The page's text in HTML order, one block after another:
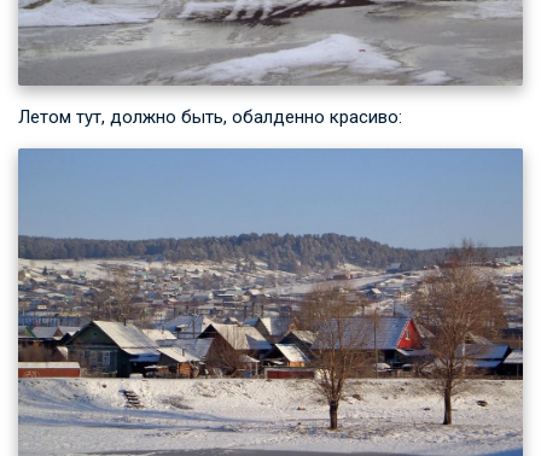
Летом тут, должно быть, обалденно красиво: